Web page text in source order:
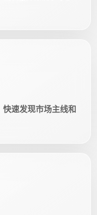
速发现市场主线和